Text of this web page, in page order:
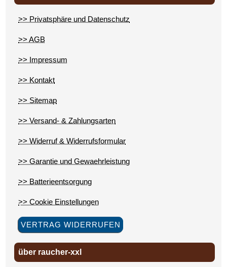
>> Privatsphäre und Datenschutz
>> AGB
>> Impressum
>> Kontakt
>> Sitemap
>> Versand- & Zahlungsarten
>> Widerruf & Widerrufsformular
>> Garantie und Gewaehrleistung
>> Batterieentsorgung
>> Cookie Einstellungen
VERTRAG WIDERRUFEN
über raucher-xxl